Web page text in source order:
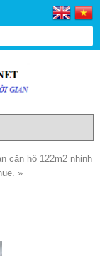
căn hộ 122m2 nhỉnh
»